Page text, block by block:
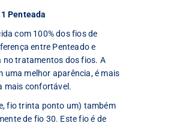
Penteada
com 100% dos fios de
entre Penteado e
no tratamentos dos fios. A
uma melhor aparência, é mais
mais confortável.
fio trinta ponto um) também
de fio 30. Este fio é de